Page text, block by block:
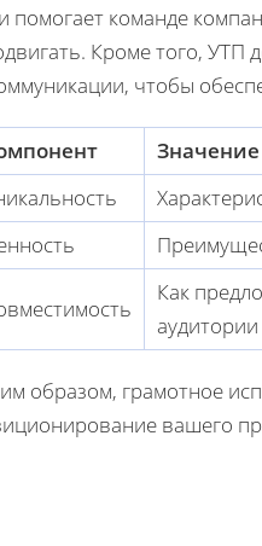
помогает команде
Кроме того, УТП
чтобы
Значение
Как
аудитории
образом, грамотное
вашего